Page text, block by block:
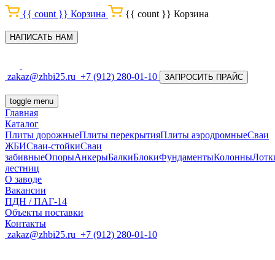
{{ count }} Корзина {{ count }} Корзина
НАПИСАТЬ НАМ
zakaz@zhbi25.ru +7 (912) 280-01-10 ЗАПРОСИТЬ ПРАЙС
toggle menu
Главная
Каталог
Плиты дорожныеПлиты перекрытияПлиты аэродромныеСваи
ЖБИСваи-стойкиСваи
забивныеОпорыАнкерыБалкиБлокиФундаментыКолонны
лестниц
О заводе
Вакансии
ПДН / ПАГ-14
Объекты поставки
Контакты
zakaz@zhbi25.ru +7 (912) 280-01-10